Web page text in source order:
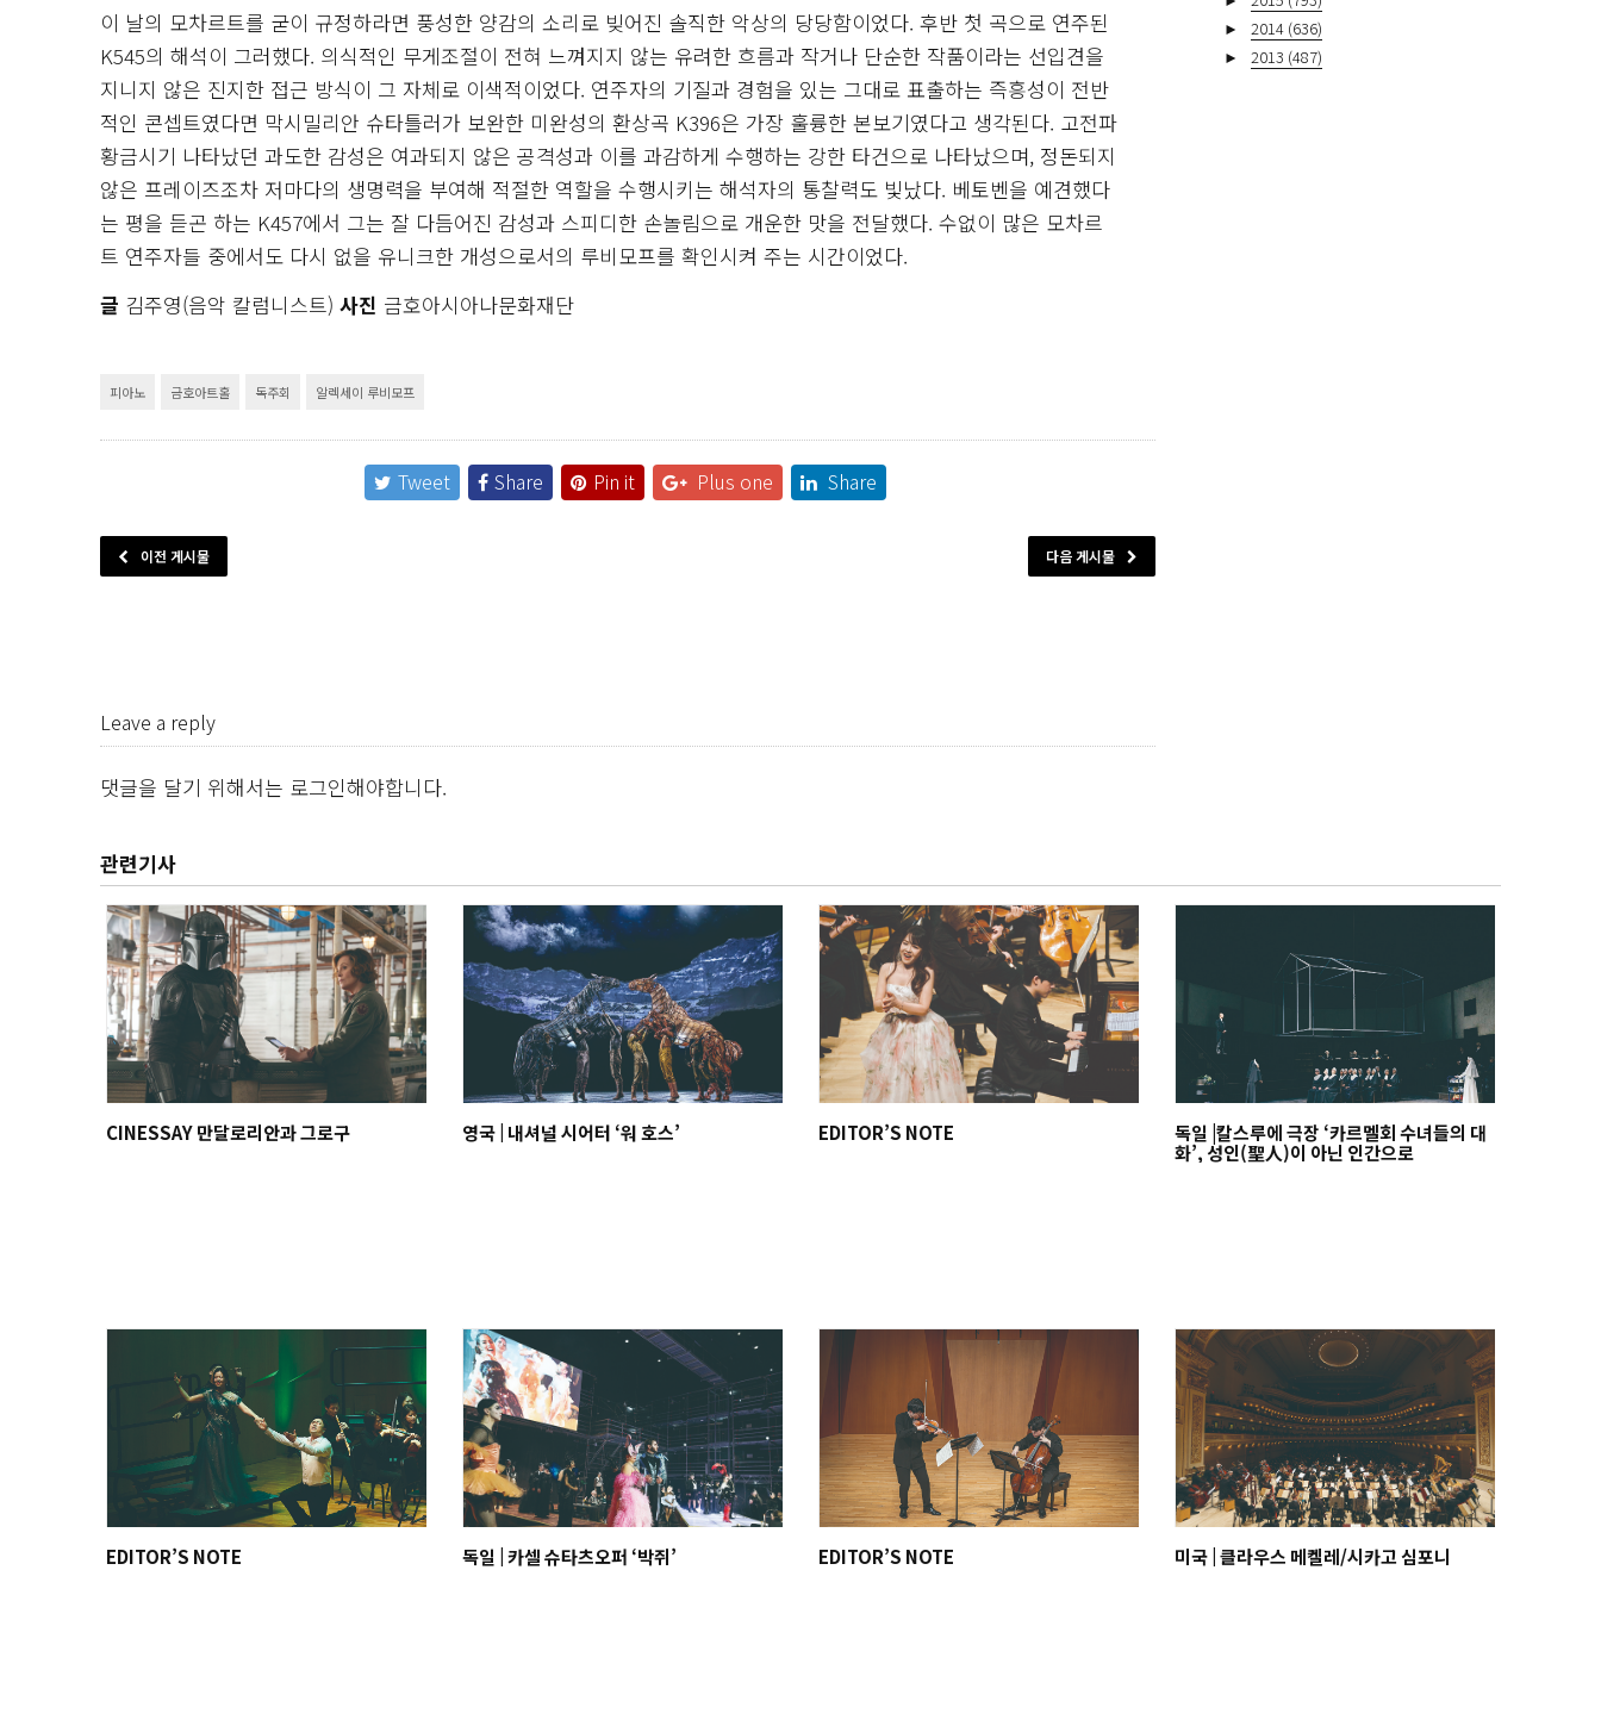
이 날의 모차르트를 굳이 규정하라면 풍성한 양감의 소리로 빚어진 솔직한 악상의 당당함이었다. 후반 첫 곡으로 연주된
K545의 해석이 그러했다. 의식적인 무게조절이 전혀 느껴지지 않는 유려한 흐름과 작거나 단순한 작품이라는 선입견을
지니지 않은 진지한 접근 방식이 그 자체로 이색적이었다. 연주자의 기질과 경험을 있는 그대로 표출하는 즉흥성이 전반
적인 콘셉트였다면 막시밀리안 슈타틀러가 보완한 미완성의 환상곡 K396은 가장 훌륭한 본보기였다고 생각된다. 고전파
황금시기 나타났던 과도한 감성은 여과되지 않은 공격성과 이를 과감하게 수행하는 강한 타건으로 나타났으며, 정돈되지
않은 프레이즈조차 저마다의 생명력을 부여해 적절한 역할을 수행시키는 해석자의 통찰력도 빛났다. 베토벤을 예견했다
는 평을 듣곤 하는 K457에서 그는 잘 다듬어진 감성과 스피디한 손놀림으로 개운한 맛을 전달했다. 수없이 많은 모차르
트 연주자들 중에서도 다시 없을 유니크한 개성으로서의 루비모프를 확인시켜 주는 시간이었다.
글 김주영(음악 칼럼니스트) 사진 금호아시아나문화재단
피아노 금호아트홀 독주회 알렉세이 루비모프
Tweet Share Pin it Plus one Share
이전 게시물 다음 게시물
Leave a reply
댓글을 달기 위해서는 로그인해야합니다.
►
2014 (636)
►
2013 (487)
관련기사
CINESSAY 만달로리안과 그로구 영국 | 내셔널 시어터 ‘워 호스’ EDITOR’S NOTE
독일 |칼스루에 극장 ‘카르멜회 수녀들의 대
화’, 성인(聖人)이 아닌 인간으로
EDITOR’S NOTE 독일 | 카셀 슈타츠오퍼 ‘박쥐’ EDITOR’S NOTE 미국 | 클라우스 메켈레/시카고 심포니